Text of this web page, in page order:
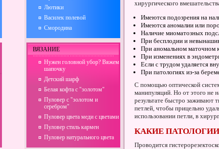
хирургического
Имеются подозрения на
Имеются аномалии или
Наличие миоматозных
При бесплодии и
При аномальном маточном
При изменениях в
Если с трудом удаляется
При патологиях из-за
С помощью оптической
манипуляций. Но от этого не
результате быстро заживают
петлей, чтобы прицельно
использовании петли, в
КАКИЕ
Проводится
Лютики
Василек полевой
Смородина
ВЯЗАНИЕ
Нужен головной убор? Вяжем
шапочку
Детский шарф
Белая кофта с "золотом"
Пуловер с "золотом и
серебром"
Пуловер цвета меди с цветами
Пуловер стиль кармен
Пуловер натурального цвета